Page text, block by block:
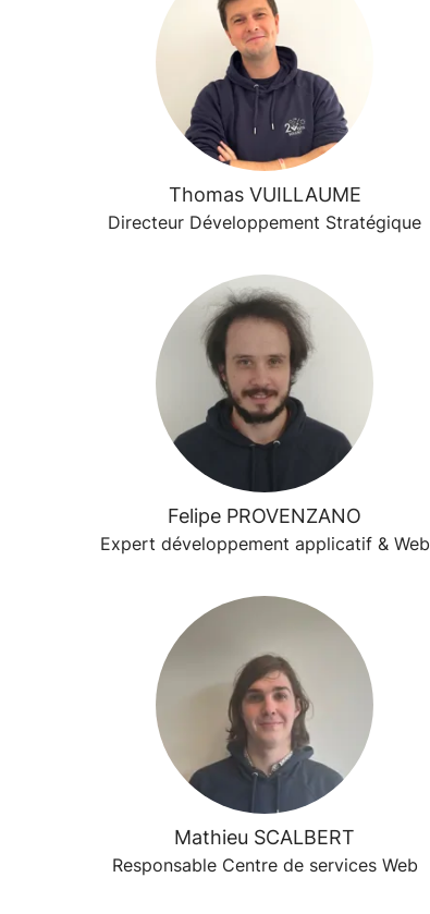
Thomas VUILLAUME
Directeur Développement Stratégique
Felipe PROVENZANO
Expert développement applicatif & Web
Mathieu SCALBERT
Responsable Centre de services Web